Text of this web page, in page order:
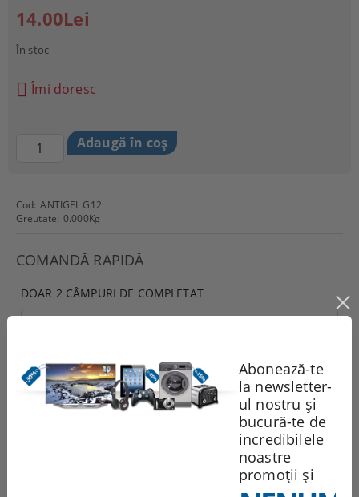
Cod: ANTIGEL G12
Greutate: 0.000Kg
COMANDĂ RAPIDĂ
DOAR 2 CÂMPURI DE COMPLETAT
Sunt de acord cu Politica de confidentialitate
Noi vă vom contacta pentru
14.00Lei
În stoc
Îmi doresc
Abonează-te
la newsletter-
ul nostru și
bucură-te de
incredibilele
noastre
promoții și